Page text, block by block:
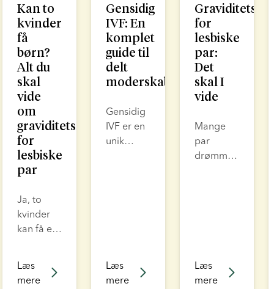
Kan to
kvinder
få
børn?
Alt du
skal
vide
om
graviditetsmuligheder
for
lesbiske
par
Ja, to
kvinder
kan få et
Takket
Læs
mere
Gensidig
IVF: En
komplet
guide til
delt
moderskab
Gensidig
IVF er en
unik
European
Læs
mere
for
lesbiske
par:
Det
skal I
vide
Mange
par
drømmer
denne
Læs
mere